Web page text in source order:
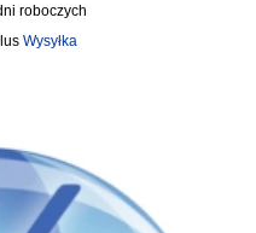
roboczych
Wysyłka